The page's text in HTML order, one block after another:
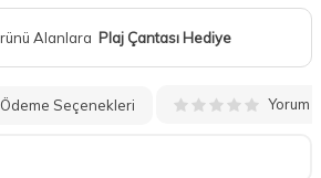
Alanlara Plaj Çantası Hediye
Ödeme Seçenekleri Yorum